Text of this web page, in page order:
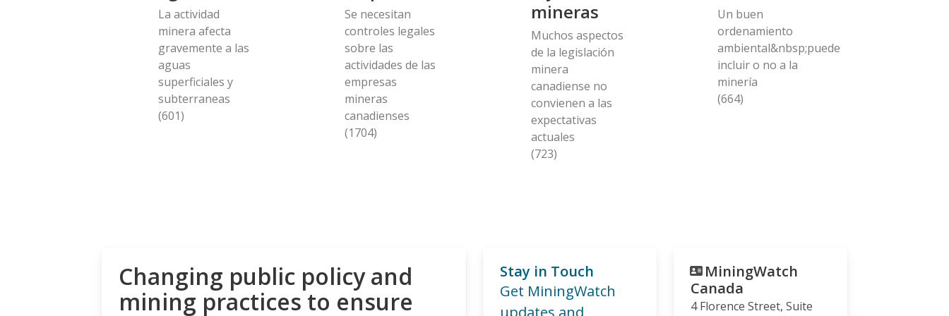
La actividad
minera afecta
gravemente a las
aguas
superficiales y
subterraneas
(601)
Se necesitan
controles legales
sobre las
actividades de las
empresas
mineras
canadienses
(1704)
mineras
Muchos aspectos
de la legislación
minera
canadiense no
convienen a las
expectativas
actuales
(723)
Un buen
ordenamiento
ambiental&nbsp;puede
incluir o no a la
minería
(664)
Changing public policy and
mining practices to ensure
Stay in Touch
Get MiningWatch
updates and
MiningWatch
Canada
4 Florence Street, Suite